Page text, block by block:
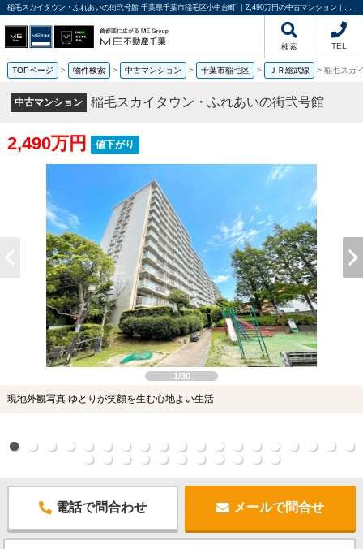
稲毛スカイタウン・ふれあいの街弐号館 千葉県千葉市稲毛区小中台町 ｜2,490万円の中古マンション｜分譲マンション情報｜ME不動産千葉
検索 TEL
TOPページ > 物件検索 > 中古マンション > 千葉市稲毛区 > ＪＲ総武線 > 稲毛スカ
中古マンション 稲毛スカイタウン・ふれあいの街弐号館
2,490万円 値下がり
1/30
現地外観写真 ゆとりが笑顔を生む心地よい生活
電話で問合わせ メールで問合せ